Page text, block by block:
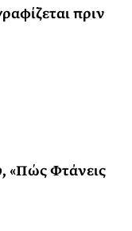
πριν
«Πώς Φτάνεις